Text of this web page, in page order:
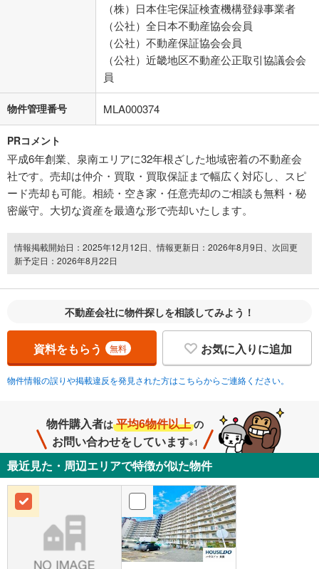
（株）日本住宅保証検査機構登録事業者
（公社）全日本不動産協会会員
（公社）不動産保証協会会員
（公社）近畿地区不動産公正取引協議会会
員
物件管理番号 MLA000374
PRコメント
平成6年創業、泉南エリアに32年根ざした地域密着の不動産会
社です。売却は仲介・買取・買取保証まで幅広く対応し、スピ
ード売却も可能。相続・空き家・任意売却のご相談も無料・秘
密厳守。大切な資産を最適な形で売却いたします。
情報掲載開始日：2025年12月12日、情報更新日：2026年8月9日、次回更
新予定日：2026年8月22日
不動産会社に物件探しを相談してみよう！
資料をもらう 無料 お気に入りに追加
物件情報の誤りや掲載違反を発見された方はこちらからご連絡ください。
物件購入者は 平均6物件以上 の
お問い合わせをしています※1
最近見た・周辺エリアで特徴が似た物件